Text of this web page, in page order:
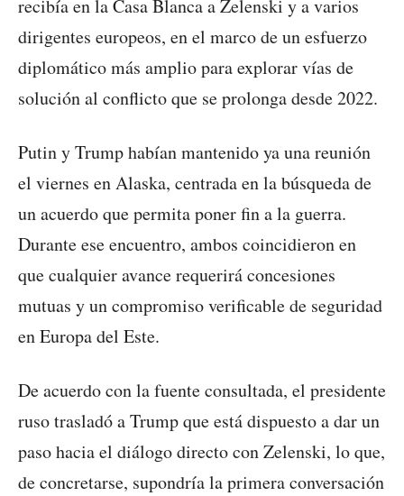
recibía en la Casa Blanca a Zelenski y a varios
dirigentes europeos, en el marco de un esfuerzo
diplomático más amplio para explorar vías de
solución al conflicto que se prolonga desde 2022.
Putin y Trump habían mantenido ya una reunión
el viernes en Alaska, centrada en la búsqueda de
un acuerdo que permita poner fin a la guerra.
Durante ese encuentro, ambos coincidieron en
que cualquier avance requerirá concesiones
mutuas y un compromiso verificable de seguridad
en Europa del Este.
De acuerdo con la fuente consultada, el presidente
ruso trasladó a Trump que está dispuesto a dar un
paso hacia el diálogo directo con Zelenski, lo que,
de concretarse, supondría la primera conversación